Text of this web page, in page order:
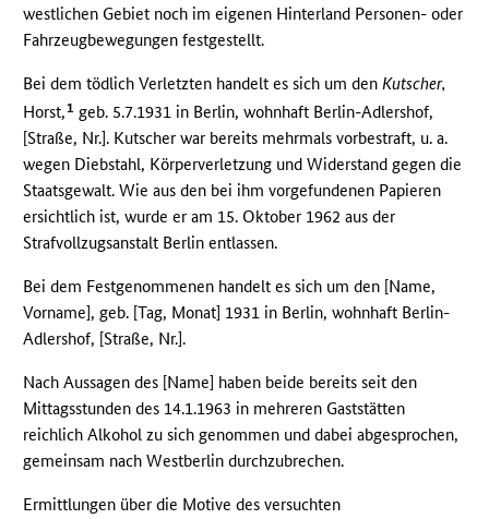
westlichen Gebiet noch im eigenen Hinterland Personen- oder
Fahrzeugbewegungen festgestellt.
Bei dem tödlich Verletzten handelt es sich um denKutscher,
Horst,1 geb. 5.7.1931 in Berlin, wohnhaft Berlin-Adlershof,
[Straße, Nr.]. Kutscher war bereits mehrmals vorbestraft, u. a.
wegen Diebstahl, Körperverletzung und Widerstand gegen die
Staatsgewalt. Wie aus den bei ihm vorgefundenen Papieren
ersichtlich ist, wurde er am 15. Oktober 1962 aus der
Strafvollzugsanstalt Berlin entlassen.
Bei dem Festgenommenen handelt es sich um den [Name,
Vorname], geb. [Tag, Monat] 1931 in Berlin, wohnhaft Berlin-
Adlershof, [Straße, Nr.].
Nach Aussagen des [Name] haben beide bereits seit den
Mittagsstunden des 14.1.1963 in mehreren Gaststätten
reichlich Alkohol zu sich genommen und dabei abgesprochen,
gemeinsam nach Westberlin durchzubrechen.
Ermittlungen über die Motive des versuchten